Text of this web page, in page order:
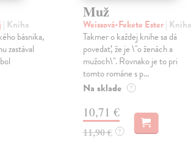
| Kniha
básnika,
zastával
Muž
Weissová-Fekete Ester| Kniha
Takmer o každej knihe sa dá
povedať, že je \"o ženách a
mužoch\". Rovnako je to pri
tomto románe s p...
Na sklade ?
10,71 €
11,90 € ?